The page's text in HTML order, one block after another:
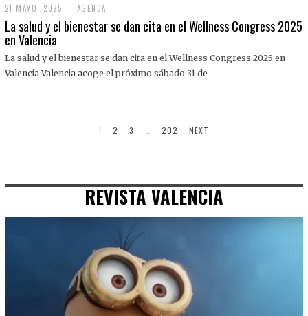
21 MAYO, 2025
1
M
O
,
AGENDA
La salud y el bienestar se dan cita en el Wellness Congress 2025
en Valencia
La salud y el bienestar se dan cita en el Wellness Congress 2025 en
Valencia Valencia acoge el próximo sábado 31 de
1 2 3 202 NEXT
REVISTA VALENCIA